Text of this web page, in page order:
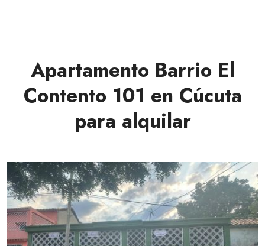
Apartamento Barrio El
Contento 101 en Cúcuta
para alquilar